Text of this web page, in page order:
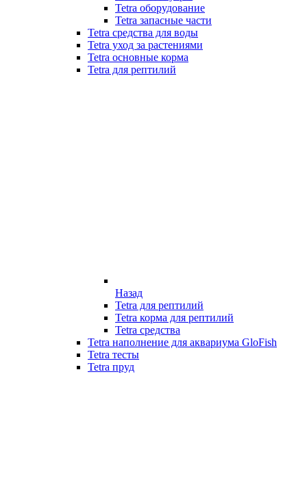
Tetra оборудование
Tetra запасные части
Tetra средства для воды
Tetra уход за растениями
Tetra основные корма
Tetra для рептилий
Назад
Tetra для рептилий
Tetra корма для рептилий
Tetra средства
Tetra наполнение для аквариума GloFish
Tetra тесты
Tetra пруд